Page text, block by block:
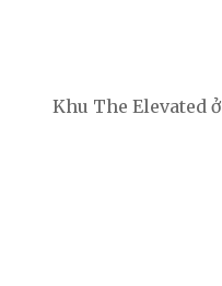
Khu The Elevated